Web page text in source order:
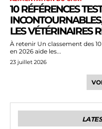
10 RÉFÉRENCES
LES VÉTÉRINAIRES
À retenir Un classement des 10 meilleures pâtées pour chat adulte
en 2026 aide les...
23 juillet 2026